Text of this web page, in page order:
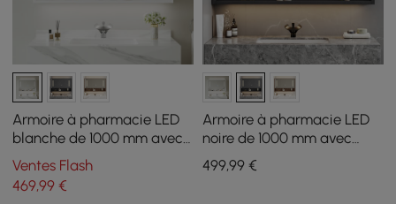
Armoire à pharmacie LED
blanche de 1000 mm avec
éclairage réglable,
antibuée et horloge
numérique
Ventes Flash
469,99 €
Armoire à pharmacie LED
noire de 1000 mm avec
éclairage réglable,
antibuée et horloge
499,99€